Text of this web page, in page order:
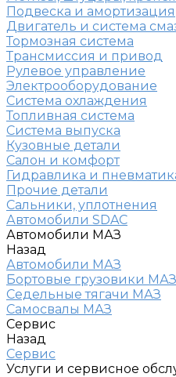
Подвеска и амортизация
Двигатель и система
Тормозная система
Трансмиссия и привод
Рулевое управление
Электрооборудование
Система охлаждения
Топливная система
Система выпуска
Кузовные детали
Салон и комфорт
Гидравлика и
Прочие детали
Сальники, уплотнения
Автомобили SDAC
Автомобили МАЗ
Назад
Автомобили МАЗ
Бортовые грузовики МАЗ
Седельные тягачи МАЗ
Самосвалы МАЗ
Сервис
Назад
Сервис
Услуги и сервисное